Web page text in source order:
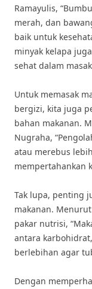
Ramayulis,
merah, dan
baik untuk
minyak kelapa
sehat dalam
Untuk memasak
bergizi, kita juga
bahan makanan.
Nugraha,
atau merebus
mempertahankan
Tak lupa, penting
makanan.
pakar nutrisi,
antara
berlebihan agar
Dengan